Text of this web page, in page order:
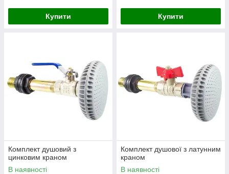
Купити Купити
Комплект душовий з
цинковим краном
В наявності
Комплект душової з латунним
краном
В наявності